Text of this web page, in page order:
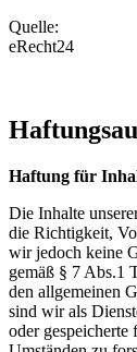
Quelle:
eRecht24
Haftung für
Die Inhalte
die Richtigkeit,
wir jedoch keine
gemäß § 7 Abs.1
den allgemeinen
sind wir als
oder gespeicherte